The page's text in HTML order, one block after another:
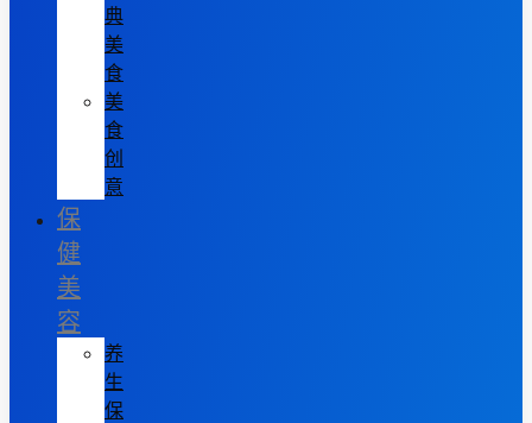
典
美
食
美
食
创
意
保
健
美
容
养
生
保